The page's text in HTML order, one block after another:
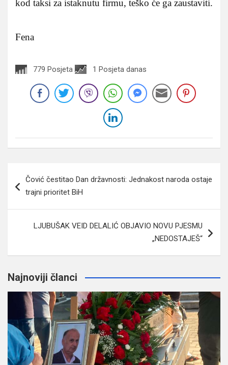
kod taksi za istaknutu firmu, teško će ga zaustaviti.
Fena
779 Posjeta 1 Posjeta danas
članaka
Čović čestitao Dan državnosti: Jednakost naroda ostaje
trajni prioritet BiH
LJUBUŠAK VEID DELALIĆ OBJAVIO NOVU PJESMU
„NEDOSTAJEŠ“
Najnoviji članci